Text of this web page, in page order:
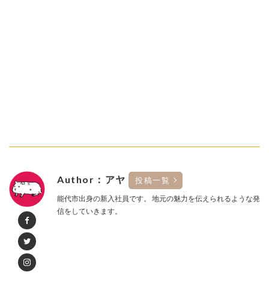
Author：アヤ 投稿一覧
能代市出身の新入社員です。 地元の魅力を伝えられるような発
信をしていきます。